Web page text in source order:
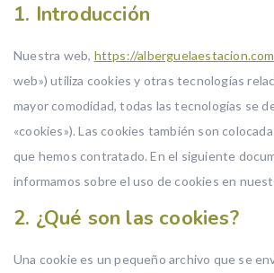
1. Introducción
Nuestra web, https://alberguelaestacion.com
web») utiliza cookies y otras tecnologías
mayor comodidad, todas las tecnologías se
«cookies»). Las cookies también son
que hemos contratado. En el siguiente
informamos sobre el uso de cookies en
2. ¿Qué son las cookies?
Una cookie es un pequeño archivo que se